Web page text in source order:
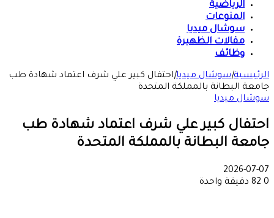
الرياضية
المنوعات
سوشال ميديا
مقالات الظهيرة
وظائف
الرئيسية|سوشال ميديا|احتفال كبير علي شرف اعتماد شهادة طب
جامعة البطانة بالمملكة المتحدة
سوشال ميديا
احتفال كبير علي شرف اعتماد شهادة طب
جامعة البطانة بالمملكة المتحدة
2026-07-07
0
دقيقة واحدة